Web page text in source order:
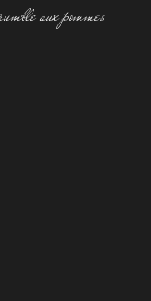
aux pommes